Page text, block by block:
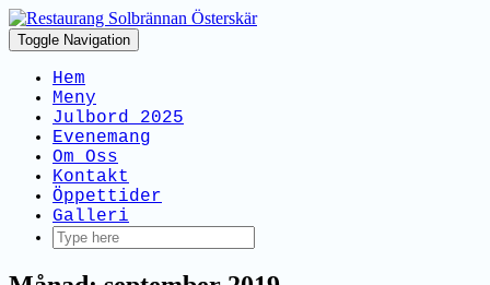
Toggle Navigation
Hem
Meny
Julbord 2025
Evenemang
Om Oss
Kontakt
Öppettider
Galleri